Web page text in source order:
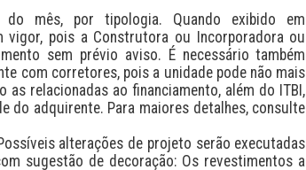
mês, por tipologia. Quando exibido em
vigor, pois a Construtora ou Incorporadora ou
sem prévio aviso. É necessário também
com corretores, pois a unidade pode não mais
relacionadas ao financiamento, além do ITBI,
do adquirente. Para maiores detalhes, consulte
alterações de projeto serão executadas
sugestão de decoração: Os revestimentos a